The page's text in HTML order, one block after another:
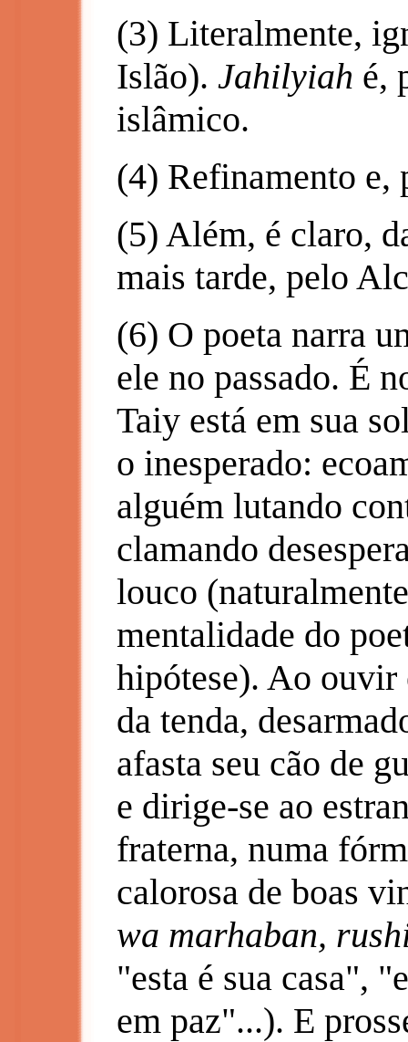
(3) Literalmente,
Islão). Jahilyiah é,
islâmico.
(4) Refinamento e,
(5) Além, é claro,
mais tarde, pelo
(6) O poeta narra
ele no passado. É
Taiy está em sua
o inesperado:
alguém lutando
clamando
louco
mentalidade do
hipótese). Ao ouvir
da tenda,
afasta seu cão de
e dirige-se ao
fraterna, numa
calorosa de boas
wa marhaban,
"esta é sua casa",
em paz"...). E